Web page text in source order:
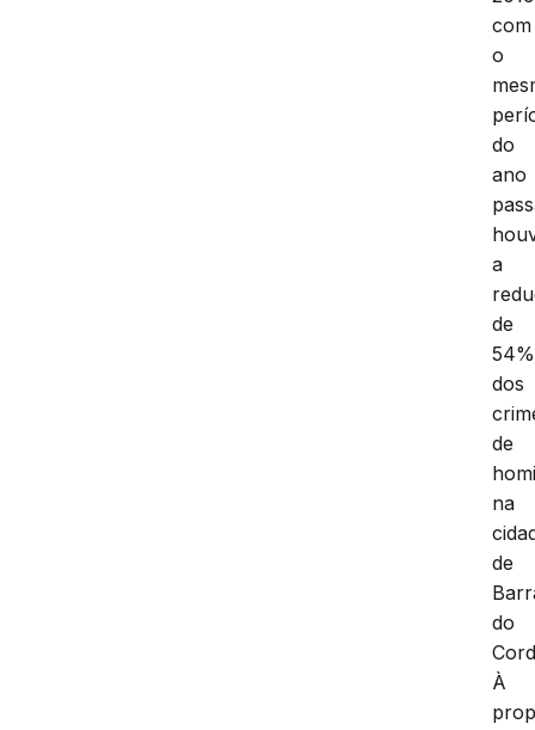
com
o
do
ano
a
de
54%
dos
de
na
de
do
À